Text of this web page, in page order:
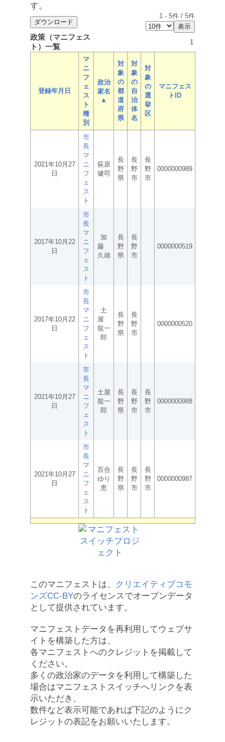
す。
1 - 5件 / 5件
政策（マニフェス
ト）一覧
1
登録年月日
マ
ニ
フ
ェ
ス
ト
種
別
政治
家名
▲
対
象
の
都
道
府
県
対
象
の
自
治
体
名
対
象
の
選
挙
区
マニフェス
トID
2021年10月27
日
市
長
マ
ニ
フ
ェ
ス
ト
荻原
健司
長
野
県
長
野
市
長
野
市
0000000989
2017年10月22
日
市
長
マ
ニ
フ
ェ
ス
ト
加
藤
久雄
長
野
県
長
野
市
0000000519
2017年10月22
日
市
長
マ
ニ
フ
ェ
ス
ト
土
屋
龍一
郎
長
野
県
長
野
市
0000000520
2021年10月27
日
市
長
マ
ニ
フ
ェ
ス
ト
土屋
龍一
郎
長
野
県
長
野
市
長
野
市
0000000988
2021年10月27
日
市
長
マ
ニ
フ
ェ
ス
ト
百合
ゆり
恵
長
野
県
長
野
市
長
野
市
0000000987
このマニフェストは、
クリエイティブコモ
ンズCC-BYのライセンスでオープンデータ
として提供されています。
マニフェストデータを再利用してウェブサ
イトを構築した方は、
各マニフェストへのクレジットを掲載して
ください。
多くの政治家のデータを利用して構築した
場合はマニフェストスイッチへリンクを表
示いただき、
数件など表示可能であれば下記のようにク
レジットの表記をお願いいたします。